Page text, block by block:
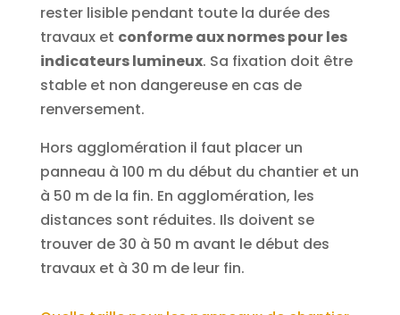
rester lisible pendant toute la durée des
travaux et conforme aux normes pour les
indicateurs lumineux. Sa fixation doit être
stable et non dangereuse en cas de
renversement.
Hors agglomération il faut placer un
panneau à 100 m du début du chantier et un
à 50 m de la fin. En agglomération, les
distances sont réduites. Ils doivent se
trouver de 30 à 50 m avant le début des
travaux et à 30 m de leur fin.